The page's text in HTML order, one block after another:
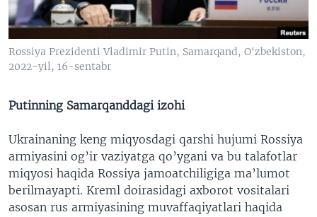
Rossiya Prezidenti Vladimir Putin, Samarqand, O'zbekiston,
2022-yil, 16-sentabr
Putinning Samarqanddagi izohi
Ukrainaning keng miqyosdagi qarshi hujumi Rossiya
armiyasini og’ir vaziyatga qo’ygani va bu talafotlar
miqyosi haqida Rossiya jamoatchiligiga ma’lumot
berilmayapti. Kreml doirasidagi axborot vositalari
asosan rus armiyasining muvaffaqiyatlari haqida